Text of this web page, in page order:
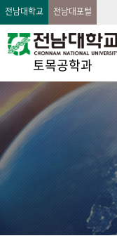
전남대학교 전남대포털
토목공학과